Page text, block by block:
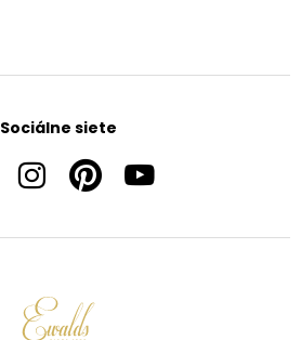
Sociálne siete